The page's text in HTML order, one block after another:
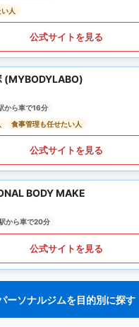
人
公式サイトを見る
(MYBODYLABO)
から車で16分
食事管理も任せたい人
公式サイトを見る
BODY MAKE
から車で20分
公式サイトを見る
ーソナルジムを目的別に探す